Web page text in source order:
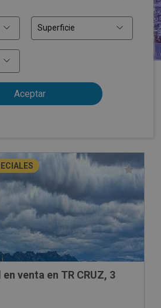
Superficie
venta en TR CRUZ, 3